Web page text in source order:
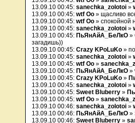
13.09.10 00:45: sanechka_zolotoi »
13.09.10 00:45: wtf Oo » щасливо
13.09.10 00:45: wtf Oo » спокойной
13.09.10 00:45: sanechka_zolotoi »
13.09.10 00:45: ПьЯнАйА_БеЛкО »
загадишь))
13.09.10 00:45: Crazy KPoLuKo »
13.09.10 00:45: sanechka_zolotoi »
13.09.10 00:45: wtf Oo »
13.09.10 00:45: ПьЯнАйА_БеЛкО »
13.09.10 00:45: Crazy KPoLuKo »
13.09.10 00:45: sanechka_zolotoi »
13.09.10 00:45: Sweet Bluberry »
13.09.10 00:45: wtf Oo »
13.09.10 00:46: sanechka_zolotoi »
13.09.10 00:46: ПьЯнАйА_БеЛкО »
13.09.10 00:46: Sweet Bluberry »